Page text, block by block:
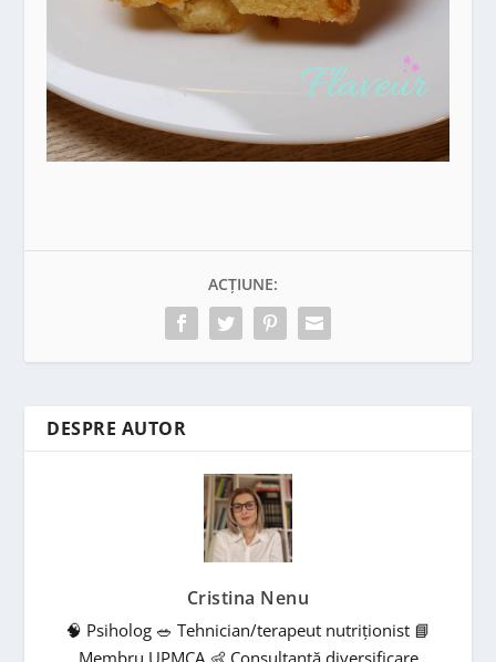
ACȚIUNE:
DESPRE AUTOR
Cristina Nenu
🧠 Psiholog 🥗 Tehnician/terapeut nutriționist 📘